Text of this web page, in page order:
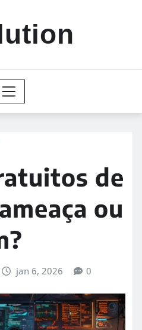
de
ou
jan 6, 2026 0